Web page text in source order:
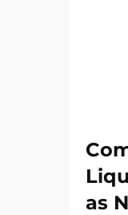
as